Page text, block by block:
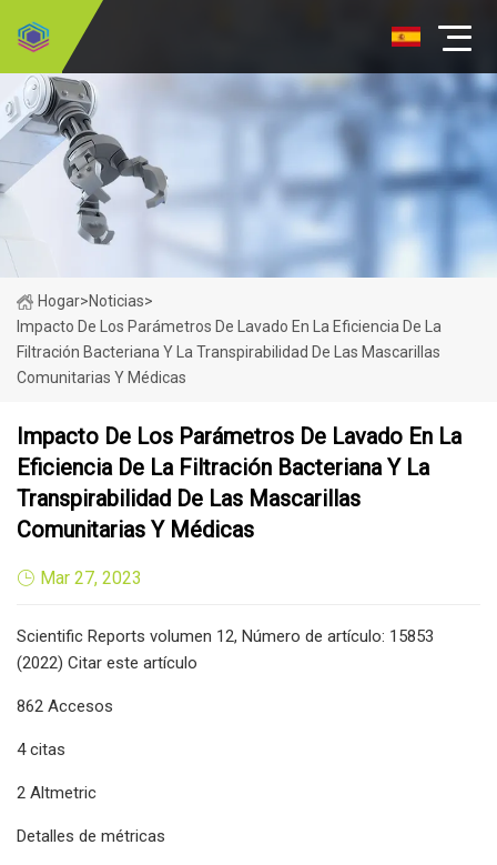
Hogar>Noticias>
Impacto De Los Parámetros De Lavado En La Eficiencia De La
Filtración Bacteriana Y La Transpirabilidad De Las Mascarillas
Comunitarias Y Médicas
Impacto De Los Parámetros De Lavado En La
Eficiencia De La Filtración Bacteriana Y La
Transpirabilidad De Las Mascarillas
Comunitarias Y Médicas
Mar 27, 2023
Scientific Reports volumen 12, Número de artículo: 15853
(2022) Citar este artículo
862 Accesos
4 citas
2 Altmetric
Detalles de métricas